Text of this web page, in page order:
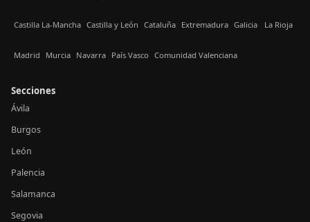
Castilla La-Mancha Castilla y León Cataluña Extremadura Galicia La Rioja
Madrid Murcia Navarra País Vasco Comunidad Valenciana
Secciones
Ávila
Burgos
León
Palencia
Salamanca
Segovia